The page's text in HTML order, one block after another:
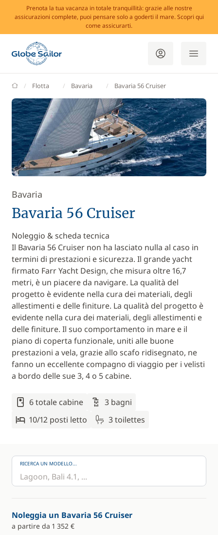
Prenota la tua vacanza in totale tranquillità: grazie alle nostre
assicurazioni complete, puoi pensare solo a goderti il mare. Scopri qui
come assicurarti.
GlobeSailor
Flotta Bavaria Bavaria 56 Cruiser
Bavaria
Bavaria 56 Cruiser
Noleggio & scheda tecnica
Il Bavaria 56 Cruiser non ha lasciato nulla al caso in
termini di prestazioni e sicurezza. Il grande yacht
firmato Farr Yacht Design, che misura oltre 16,7
metri, è un piacere da navigare. La qualità del
progetto è evidente nella cura dei materiali, degli
allestimenti e delle finiture. La qualità del progetto è
evidente nella cura dei materiali, degli allestimenti e
delle finiture. Il suo comportamento in mare e il
piano di coperta funzionale, uniti alle buone
prestazioni a vela, grazie allo scafo ridisegnato, ne
fanno un eccellente compagno di viaggio per i velisti
a bordo delle sue 3, 4 o 5 cabine.
6 totale cabine
3 bagni
10/12 posti letto
3 toilettes
RICERCA UN MODELLO...
Noleggia un Bavaria 56 Cruiser
a partire da 1 352 €